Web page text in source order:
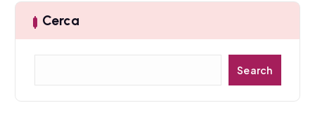
a
Cerca
Search